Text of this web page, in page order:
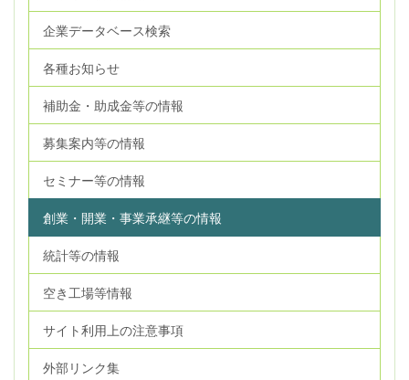
企業データベース検索
各種お知らせ
補助金・助成金等の情報
募集案内等の情報
セミナー等の情報
創業・開業・事業承継等の情報
統計等の情報
空き工場等情報
サイト利用上の注意事項
外部リンク集